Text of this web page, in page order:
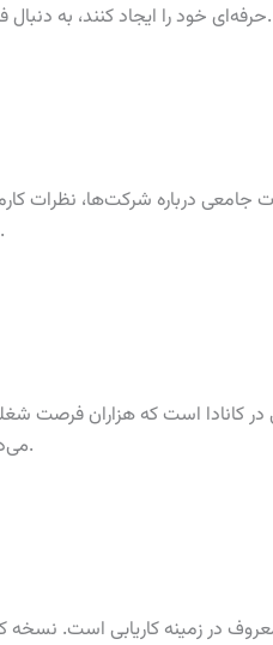
حرفه‌ای خود را ایجاد کنند، به دنبال فرصت‌های شغلی بگردند و با کارفرمایان ارتباط برقرار کنند.
می‌دهد که می‌تواند به کاربران در تصمیم‌گیری کمک کند.
می‌دهد و به کاربران امکان می‌دهد رزومه خود را ارسال کنند.